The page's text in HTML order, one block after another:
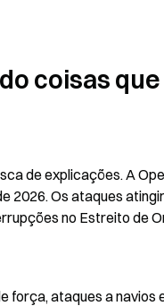
coisas
de explicações. A
2026. Os ataques
no Estreito de
força, ataques a navios